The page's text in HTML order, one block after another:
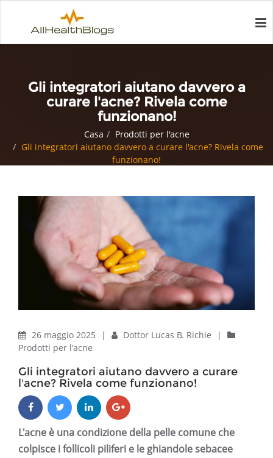
Gli integratori aiutano davvero a
curare l'acne? Rivela come
funzionano!
Casa
Prodotti per l'acne
Gli integratori aiutano davvero a curare l'acne? Rivela come
funzionano!
26 maggio 2025 | Dottor Lucas B. Richie
|
Prodotti per l'acne
Gli integratori aiutano davvero a curare
l'acne? Rivela come funzionano!
L'acne è una condizione della pelle comune che
colpisce i follicoli piliferi e le ghiandole sebacee